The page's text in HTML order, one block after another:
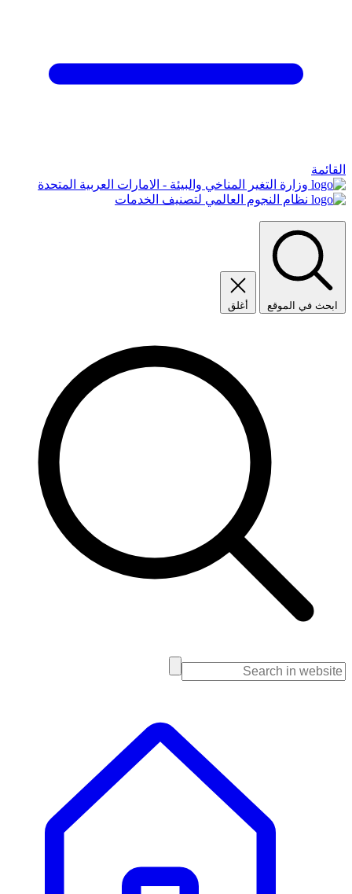
القائمة
وزارة التغير المناخي والبيئة - الامارات العربية المتحدة
نظام النجوم العالمي لتصنيف الخدمات
ابحث في الموقع أغلق